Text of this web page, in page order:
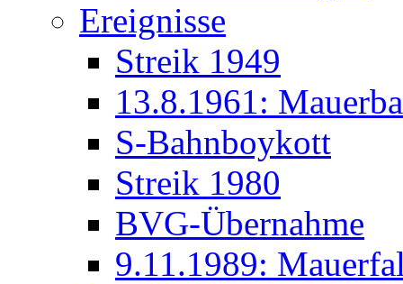
Ereignisse
Streik 1949
13.8.1961:
S-Bahnboykott
Streik 1980
BVG-Übernahme
9.11.1989: